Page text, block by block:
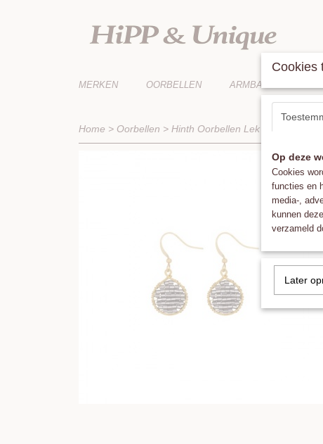
MERKEN OORBELLEN ARMBANDEN
Home > Oorbellen > Hinth Oorbellen Lek Gold Frame
Cookies
Op deze
Cookies
functies en
media-,
kunnen
verzameld
Later